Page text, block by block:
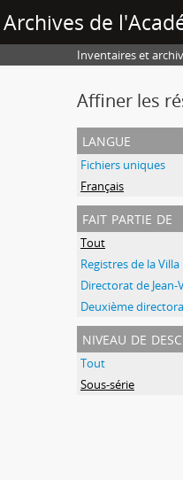
Archives de
Inventaires et
Affiner les
langue
Fichiers uniques
Français
fait partie de
Tout
Registres de la
niveau de
Tout
Sous-série